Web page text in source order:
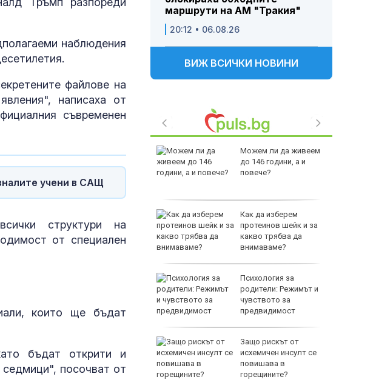
наблюдения
файлове на
написаха от
съвременен
учени в САЩ
структури на
от специален
които ще бъдат
бъдат открити и
седмици", посочват от
маршрути на АМ "Тракия"
20:12 • 06.08.26
ВИЖ ВСИЧКИ НОВИНИ
служители в столичен
мол
схеми и как се дават
милиони, а магистрала
война: Блогърката,
която прави руската
пропаганда модерна
Можем ли да живеем
до 146 години, а и
повече?
Как да изберем
протеинов шейк и за
какво трябва да
внимаваме?
Психология за
родители: Режимът и
чувството за
предвидимост
Защо рискът от
исхемичен инсулт се
повишава в
горещините?